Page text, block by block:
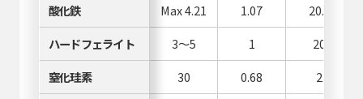
酸化鉄
Max 4.21 1.07
20.5
ハードフェライト
3～5 1
20
窒化珪素
30 0.68
2